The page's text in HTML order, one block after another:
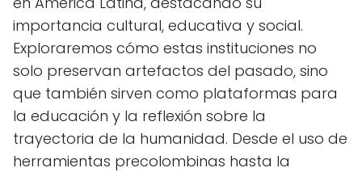
importancia cultural, educativa y social.
Exploraremos cómo estas instituciones no
solo preservan artefactos del pasado, sino
que también sirven como plataformas para
la educación y la reflexión sobre la
trayectoria de la humanidad. Desde el uso de
herramientas precolombinas hasta la